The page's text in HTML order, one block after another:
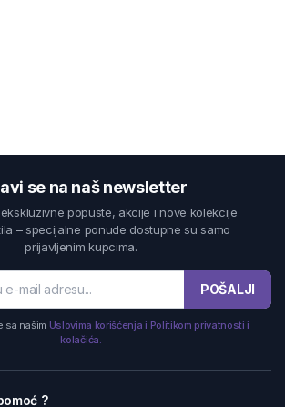
se na naš newsletter
popuste, akcije i nove kolekcije
– specijalne ponude dostupne su samo
prijavljenim kupcima.
POŠALJI
sa našim Uslovima korišćenja i Politikom privatnosti i
kolačića.
?